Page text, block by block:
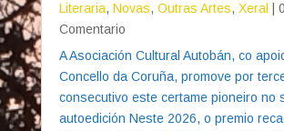
Literaria, Novas, Outras Artes, Xeral
| 0
Comentario
A Asociación Cultural Autobán, co
Concello da Coruña, promove por
consecutivo este certame pioneiro no
autoedición Neste 2026, o premio